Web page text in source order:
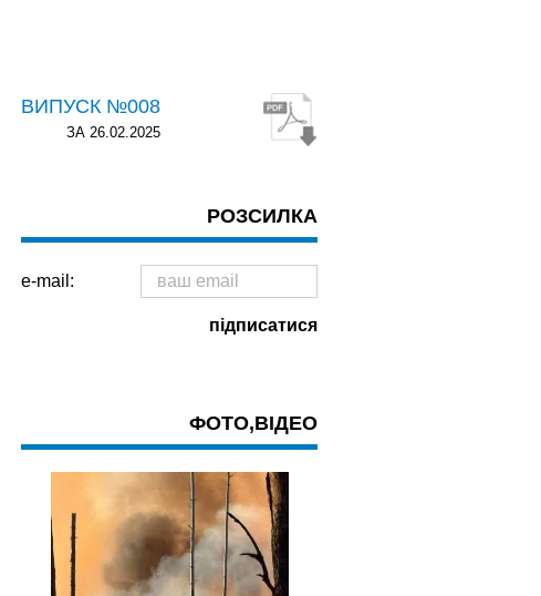
ВИПУСК №008
ЗА 26.02.2025
РОЗСИЛКА
e-mail:
ФОТО,ВІДЕО